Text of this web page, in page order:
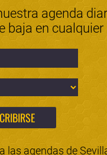
agenda
baja en
las agendas de